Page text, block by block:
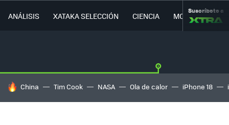
ANÁLISIS XATAKA SELECCIÓN CIENCIA MOVILIDAD
Suscríbete a
HOY SE HABLA DE
China Tim Cook NASA Ola de calor iPhone 18